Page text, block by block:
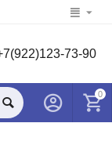
73-90
0